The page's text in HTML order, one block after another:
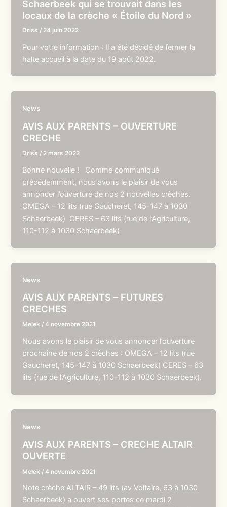
Schaerbeek qui se trouvait dans les
locaux de la crèche « Étoile du Nord »
Driss / 24 juin 2022
Pour votre information : Il a été décidé de fermer la
halte accueil à la date du 19 août 2022.
News
AVIS AUX PARENTS – OUVERTURE
CRECHE
Driss / 2 mars 2022
Bonne nouvelle ! Comme communiqué
précédemment, nous avons le plaisir de vous
annoncer l’ouverture de nos 2 nouvelles crèches.
OMEGA – 12 lits (rue Gaucheret, 145-147 à 1030
Schaerbeek) CERES – 63 lits (rue de l’Agriculture,
110-112 à 1030 Schaerbeek)
News
AVIS AUX PARENTS – FUTURES
CRECHES
Melek /4 novembre 2021
Nous avons le plaisir de vous annoncer l’ouverture
prochaine de nos 2 crèches : OMEGA – 12 lits (rue
Gaucheret, 145-147 à 1030 Schaerbeek) CERES – 63
lits (rue de l’Agriculture, 110-112 à 1030 Schaerbeek).
News
AVIS AUX PARENTS – CRECHE ALTAIR
OUVERTE
Melek /4 novembre 2021
Note crèche ALTAIR – 49 lits (av Voltaire, 63 à 1030
Schaerbeek) a ouvert ses portes ce mardi 2